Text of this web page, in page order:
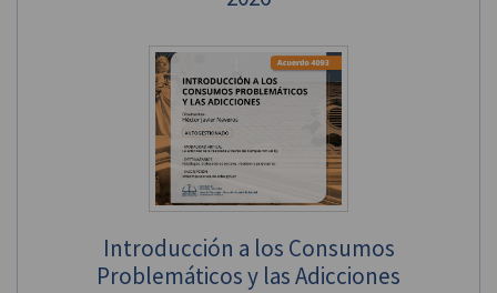
Introducción a los Consumos
Problemáticos y las Adicciones